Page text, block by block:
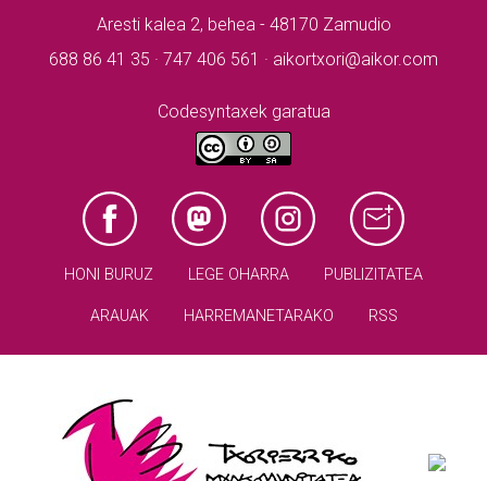
Aresti kalea 2, behea - 48170 Zamudio
688 86 41 35 · 747 406 561 · aikortxori@aikor.com
Codesyntaxek garatua
HONI BURUZ LEGE OHARRA PUBLIZITATEA
ARAUAK HARREMANETARAKO RSS